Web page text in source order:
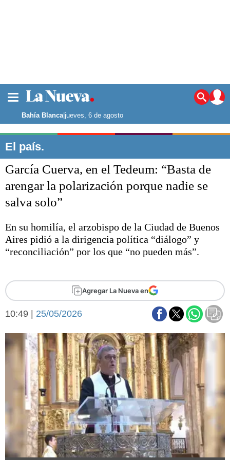
Noticias
La ciudad
Punta Alta
El mundo
Seguridad
Opinión
Liga del Sur
Básquetbol
Fútbol
Arte y cultura
Cines
Economía y campo
Economía y finanzas
Con el campo
Espacio empresas
Sociedad y tiempo
Sociedad
Tecnología
Turismo
Salud
Es viral
El tiempo
Fúnebres
Clasificados
Bahía Blanca|jueves, 6 de agosto
El país.
García Cuerva, en el Tedeum: “Basta de
arengar la polarización porque nadie se
salva solo”
En su homilía, el arzobispo de la Ciudad de Buenos
Aires pidió a la dirigencia política “diálogo” y
“reconciliación” por los que “no pueden más”.
Agregar La Nueva en
10:49 | 25/05/2026